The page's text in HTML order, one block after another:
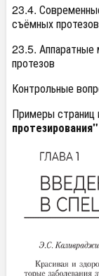
23.4.
съёмных протезов
23.5. Аппаратные
протезов
Контрольные
Примеры страниц